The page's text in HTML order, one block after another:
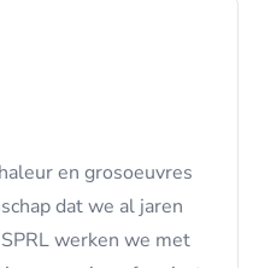
en grosoeuvres
dat we al jaren
werken we met